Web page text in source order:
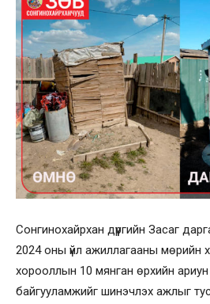
Сонгинохайрхан дүүргийн Засаг
2024 оны үйл ажиллагааны мөрийн
хорооллын 10 мянган өрхийн
байгууламжийг шинэчлэх ажлыг